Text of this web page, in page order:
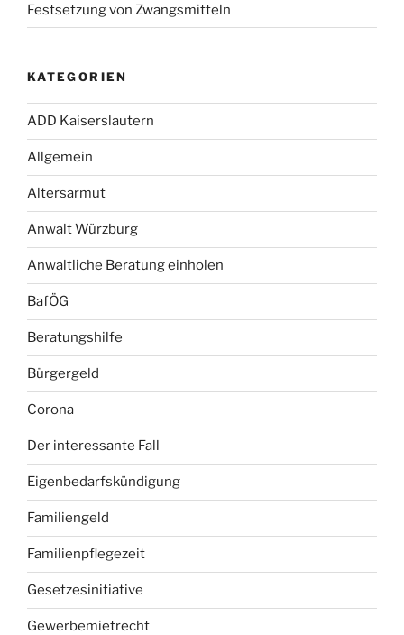
Festsetzung von Zwangsmitteln
KATEGORIEN
ADD Kaiserslautern
Allgemein
Altersarmut
Anwalt Würzburg
Anwaltliche Beratung einholen
BafÖG
Beratungshilfe
Bürgergeld
Corona
Der interessante Fall
Eigenbedarfskündigung
Familiengeld
Familienpflegezeit
Gesetzesinitiative
Gewerbemietrecht